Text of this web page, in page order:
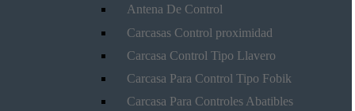
Antena De Control
Carcasas Control proximidad
Carcasa Control Tipo Llavero
Carcasa Para Control Tipo Fobik
Carcasa Para Controles Abatibles